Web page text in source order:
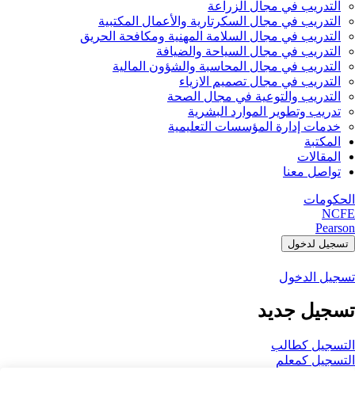
التدريب في مجال الزراعة
التدريب في مجال السكرتارية والأعمال المكتبية
التدريب في مجال السلامة المهنية ومكافحة الحريق
التدريب في مجال السياحة والضيافة
التدريب في مجال المحاسبة والشؤون المالية
التدريب في مجال تصميم الازياء
التدريب والتوعية في مجال الصحة
تدريب وتطوير الموارد البشرية
خدمات إدارة المؤسسات التعليمية
المكتبة
المقالات
تواصل معنا
الحكومات
NCFE
Pearson
تسجيل لدخول
تسجيل الدخول
تسجيل جديد
التسجيل كطالب
التسجيل كمعلم